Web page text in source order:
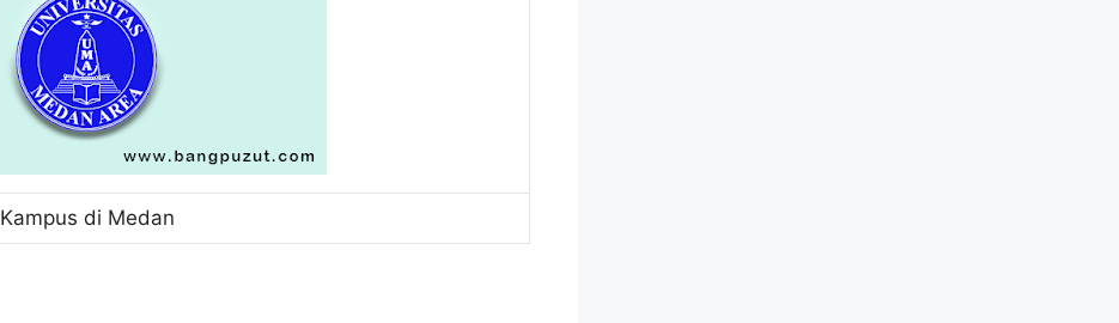
Kampus di Medan